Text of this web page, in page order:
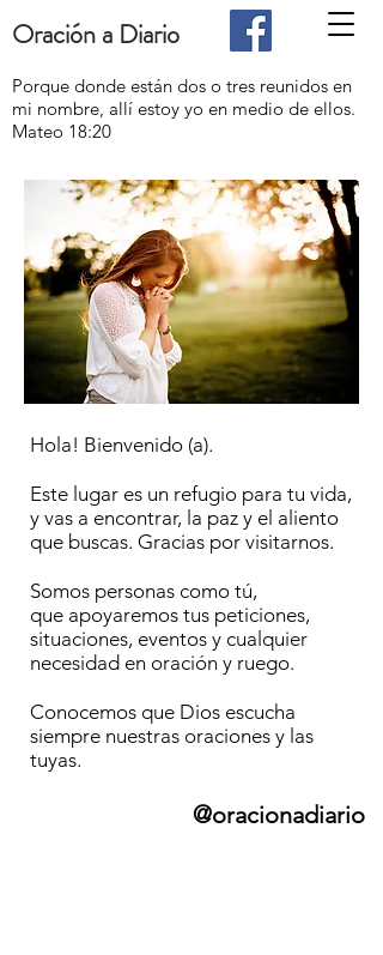
Oración a Diario
Porque donde están dos o tres reunidos en
mi nombre, allí estoy yo en medio de ellos.
Mateo 18:20
Hola! Bienvenido (a).
Este lugar es un refugio para tu vida,
y vas a encontrar, la paz y el aliento
que buscas. Gracias por visitarnos.
Somos personas como tú,
que apoyaremos tus peticiones,
situaciones, eventos y cualquier
necesidad en oración y ruego.
Conocemos que Dios escucha
siempre nuestras oraciones y las
tuyas.
@oracionadiario